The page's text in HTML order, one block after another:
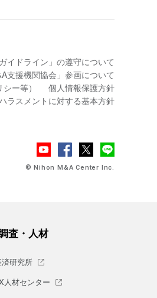
イドライン」の遵守について
支援機関協会」参画について
ー等）
個人情報保護方針
ラスメントに対する基本方針
© Nihon M&A Center Inc.
査・人材
研究所
人材センター